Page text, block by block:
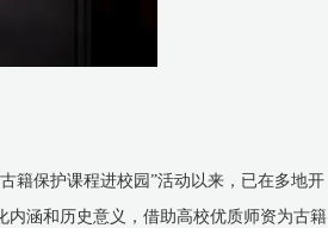
籍保护课程进校园”活动以来，已在多地开
涵和历史意义，借助高校优质师资为古籍